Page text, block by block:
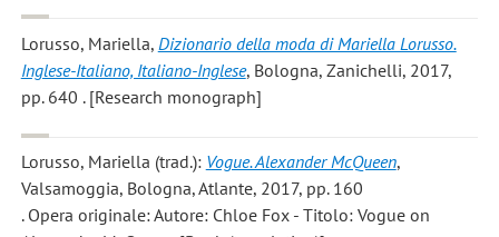
Lorusso, Mariella, Dizionario della moda di Mariella Lorusso.
Inglese-Italiano, Italiano-Inglese, Bologna, Zanichelli, 2017,
pp. 640 . [Research monograph]
Lorusso, Mariella (trad.): Vogue. Alexander McQueen,
Valsamoggia, Bologna, Atlante, 2017, pp. 160
. Opera originale: Autore: Chloe Fox - Titolo: Vogue on